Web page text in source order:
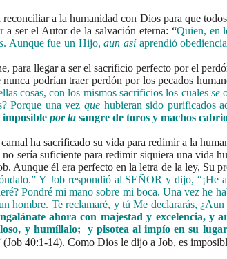
a la humanidad con Dios para que
a ser el Autor de la salvación eterna: “Quien, en
. Aunque fue un Hijo,aun asíaprendió
llegar a ser el sacrificio perfecto por el
podrían traer perdón por los pecados
cosas, con los mismos sacrificios los cuales se
Porque una vez que hubieran sido purificados
imposiblepor lasangre de toros y machos
ha sacrificado su vida para redimir a la
sería suficiente para redimir siquiera una vida
Aunque él era perfecto en la letra de la ley, Su
Y Job respondió al SEÑOR y dijo,
Pondré mi mano sobre mi boca. Una vez he
hombre. Te reclamaré, y tú Me declararás,
ahora con majestad y excelencia,
y humíllalo; y pisotea al impío en su
(Job 40:1-14). Como Dios le dijo a Job, es